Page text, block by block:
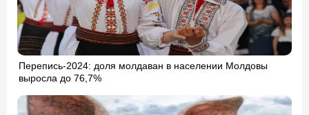
Перепись-2024: доля молдаван в населении Молдовы
выросла до 76,7%